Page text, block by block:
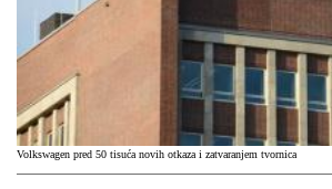
Volkswagen pred 50 tisuća novih otkaza i zatvaranjem tvornica